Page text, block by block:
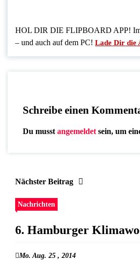
HOL DIR DIE FLIPBOARD APP!
– und auch auf dem PC! Lade Dir die
Schreibe einen
Du musst angemeldet sein, um
Nächster Beitrag
Nachrichten
6. Hamburger
Mo. Aug. 25 , 2014